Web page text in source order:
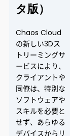
タ版）
Chaos Cloud
の新しい3Dス
トリーミングサ
ービスにより、
クライアントや
同僚は、特別な
ソフトウェアや
スキルを必要と
せず、あらゆる
デバイスからリ